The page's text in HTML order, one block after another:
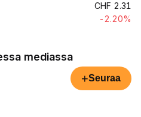
CHF 2.31
-2.20%
mediassa
+Seuraa